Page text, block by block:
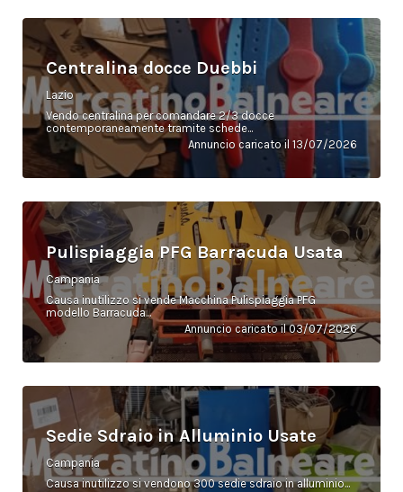
Centralina docce Duebbi
Lazio
Vendo centralina per comandare 2/3 docce
contemporaneamente tramite schede...
Annuncio caricato il 13/07/2026
Pulispiaggia PFG Barracuda Usata
Campania
Causa inutilizzo si vende Macchina Pulispiaggia PFG
modello Barracuda...
Annuncio caricato il 03/07/2026
Sedie Sdraio in Alluminio Usate
Campania
Causa inutilizzo si vendono 300 sedie sdraio in alluminio...